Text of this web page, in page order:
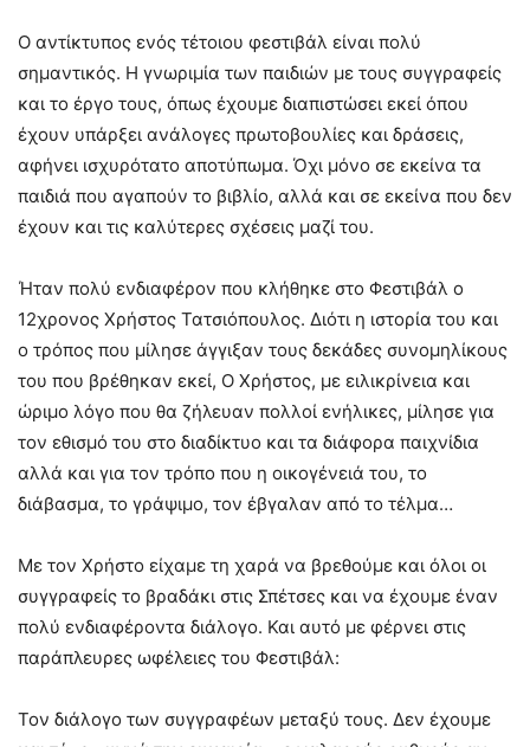
Ο αντίκτυπος ενός τέτοιου φεστιβάλ είναι πολύ
σημαντικός. Η γνωριμία των παιδιών με τους συγγραφείς
και το έργο τους, όπως έχουμε διαπιστώσει εκεί όπου
έχουν υπάρξει ανάλογες πρωτοβουλίες και δράσεις,
αφήνει ισχυρότατο αποτύπωμα. Όχι μόνο σε εκείνα τα
παιδιά που αγαπούν το βιβλίο, αλλά και σε εκείνα που δεν
έχουν και τις καλύτερες σχέσεις μαζί του.
Ήταν πολύ ενδιαφέρον που κλήθηκε στο Φεστιβάλ ο
12χρονος Χρήστος Τατσιόπουλος. Διότι η ιστορία του και
ο τρόπος που μίλησε άγγιξαν τους δεκάδες συνομηλίκους
του που βρέθηκαν εκεί, Ο Χρήστος, με ειλικρίνεια και
ώριμο λόγο που θα ζήλευαν πολλοί ενήλικες, μίλησε για
τον εθισμό του στο διαδίκτυο και τα διάφορα παιχνίδια
αλλά και για τον τρόπο που η οικογένειά του, το
διάβασμα, το γράψιμο, τον έβγαλαν από το τέλμα…
Με τον Χρήστο είχαμε τη χαρά να βρεθούμε και όλοι οι
συγγραφείς το βραδάκι στις Σπέτσες και να έχουμε έναν
πολύ ενδιαφέροντα διάλογο. Και αυτό με φέρνει στις
παράπλευρες ωφέλειες του Φεστιβάλ:
Τον διάλογο των συγγραφέων μεταξύ τους. Δεν έχουμε